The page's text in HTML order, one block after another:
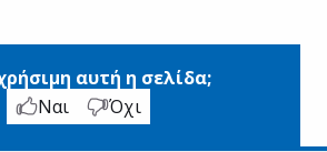
αυτή η σελίδα;
Ναι
Όχι